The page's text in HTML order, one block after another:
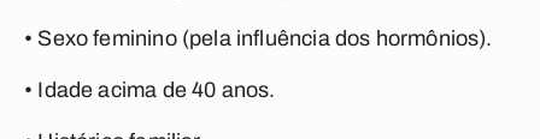
• Sexo feminino (pela influência dos hormônios).
• Idade acima de 40 anos.